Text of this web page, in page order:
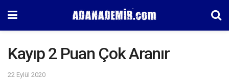
Kayıp 2 Puan Çok Aranır
22 Eylül 2020